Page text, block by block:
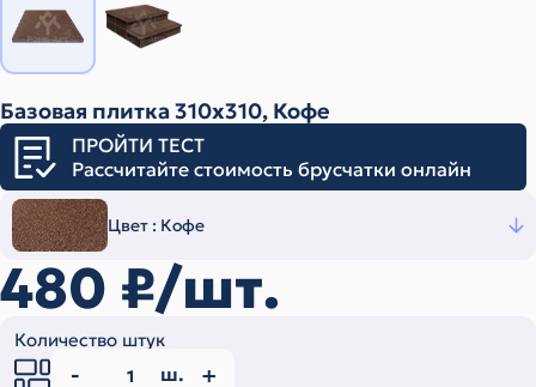
Базовая плитка 310х310, Кофе
ПРОЙТИ ТЕСТ
Рассчитайте стоимость брусчатки онлайн
Цвет : Кофе
480 ₽/шт.
Количество штук
ш.